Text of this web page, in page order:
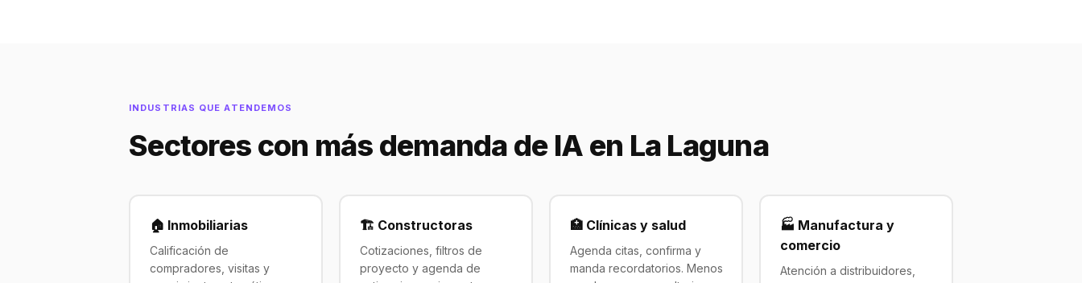
INDUSTRIAS QUE ATENDEMOS
Sectores con más demanda de IA en La Laguna
🏠 Inmobiliarias
Calificación de
compradores, visitas y
🏗️ Constructoras
Cotizaciones, filtros de
proyecto y agenda de
🏥 Clínicas y salud
Agenda citas, confirma y
manda recordatorios. Menos
🏭 Manufactura y
comercio
Atención a distribuidores,